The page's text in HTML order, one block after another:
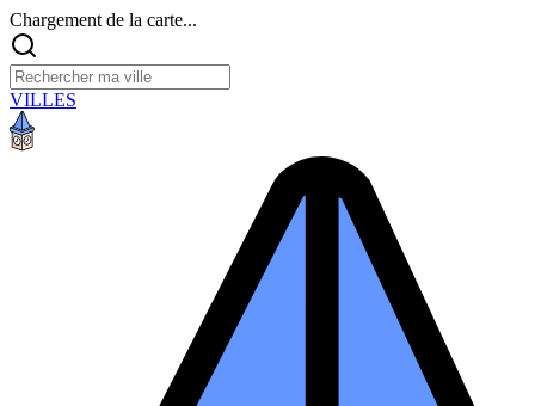
Chargement de la carte...
VILLES